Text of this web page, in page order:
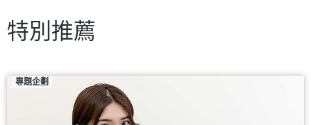
特別推薦
專題企劃